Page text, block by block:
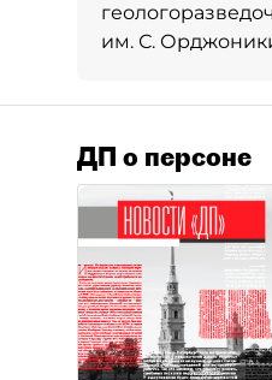
им. С.
ДП о персоне